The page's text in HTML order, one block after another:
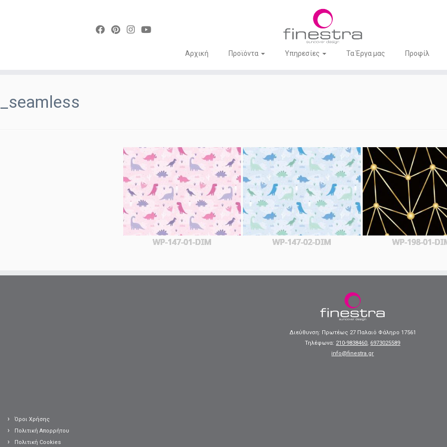
content
Αρχική Προϊόντα Υπηρεσίες Τα Έργα μας Προφίλ
_seamless
WP-147-01-DIM WP-147-02-DIM WP-198-01-
Όροι Χρήσης
Πολιτική Απορρήτου
Πολιτική Cookies
Διεύθυνση: Πρωτέως 27 Παλαιό Φάληρο 17561
Τηλέφωνα: 210-9838460, 6973025589
info@finestra.gr